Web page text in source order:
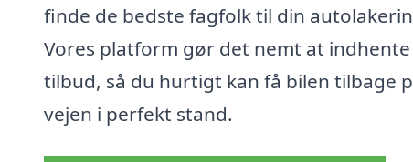
finde de bedste fagfolk til din
Vores platform gør det nemt at indhente
tilbud, så du hurtigt kan få bilen tilbage
vejen i perfekt stand.